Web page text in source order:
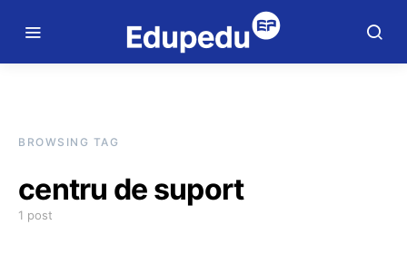
BROWSING TAG
centru de suport
1 post